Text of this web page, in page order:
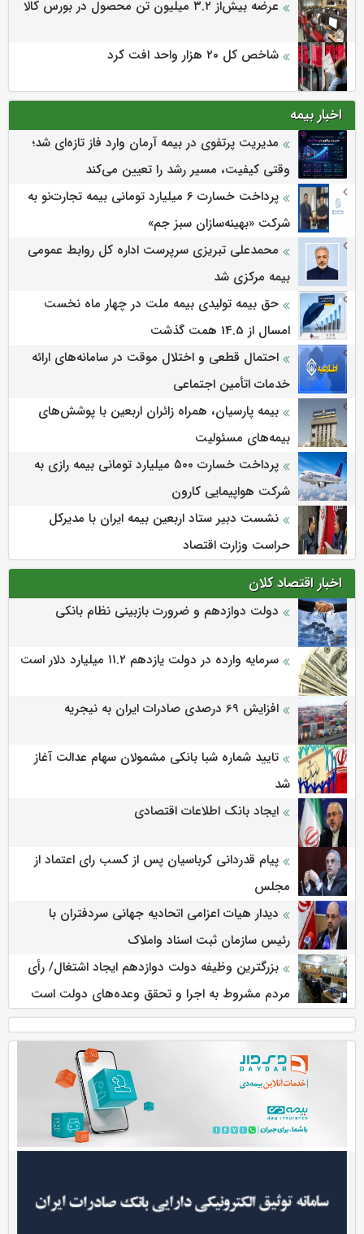
عرضه بیش‌از ۳.۲ میلیون تن محصول در بورس کالا
شاخص کل ۲۰ هزار واحد افت کرد
اخبار بیمه
مدیریت پرتفوی در بیمه آرمان وارد فاز تازه‌ای شد؛
وقتی کیفیت، مسیر رشد را تعیین می‌کند
پرداخت خسارت ۶ میلیارد تومانی بیمه تجارت‌نو به
شرکت «بهینه‌سازان سبز جم»
محمدعلی تبریزی سرپرست اداره كل روابط عمومی
بیمه مركزی شد
حق بیمه تولیدی بیمه ملت در چهار ماه نخست
امسال از 14.5 همت گذشت
احتمال قطعی و اختلال موقت در سامانه‌های ارائه
خدمات اتأمین اجتماعی
بیمه پارسیان، همراه زائران اربعین با پوشش‌های
بیمه‌های مسئولیت
پرداخت خسارت ۵۰۰ میلیارد تومانی بیمه رازی به
شرکت هواپیمایی کارون
نشست دبیر ستاد اربعین بیمه ایران با مدیرکل
حراست وزارت اقتصاد
اخبار اقتصاد کلان
دولت دوازدهم و ضرورت بازبینی نظام بانکی
سرمایه وارده در دولت یازدهم ۱۱.۲ میلیارد دلار است
افزایش 69 درصدی صادرات ایران به نیجریه
تایید شماره شبا بانکی مشمولان سهام عدالت آغاز
شد
ایجاد بانک اطلاعات اقتصادی
پیام قدردانی کرباسیان پس از کسب رای اعتماد از
مجلس
دیدار هیات اعزامی اتحادیه جهانی سردفتران با
رئیس سازمان ثبت اسناد واملاک
بزرگترین وظیفه دولت دوازدهم ایجاد اشتغال/ رأی
مردم مشروط به اجرا و تحقق وعده‌های دولت است